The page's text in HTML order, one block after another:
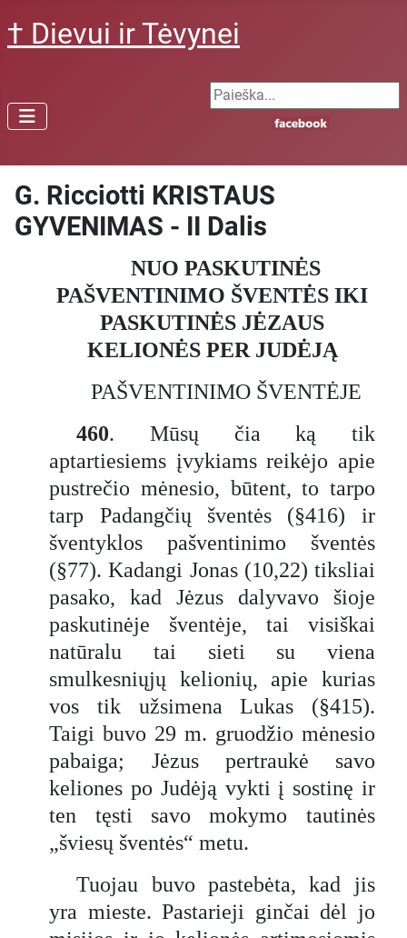
† Dievui ir Tėvynei
Search ...
G. Ricciotti KRISTAUS
GYVENIMAS - II Dalis
NUO PASKUTINĖS
PAŠVENTINIMO ŠVENTĖS IKI
PASKUTINĖS JĖZAUS
KELIONĖS PER JUDĖJĄ
PAŠVENTINIMO ŠVENTĖJE
460. Mūsų čia ką tik
aptartiesiems įvykiams reikėjo apie
pustrečio mėnesio, būtent, to tarpo
tarp Padangčių šventės (§416) ir
šventyklos pašventinimo šventės
(§77). Kadangi Jonas (10,22) tiksliai
pasako, kad Jėzus dalyvavo šioje
paskutinėje šventėje, tai visiškai
natūralu tai sieti su viena
smulkesniųjų kelionių, apie kurias
vos tik užsimena Lukas (§415).
Taigi buvo 29 m. gruodžio mėnesio
pabaiga; Jėzus pertraukė savo
keliones po Judėją vykti į sostinę ir
ten tęsti savo mokymo tautinės
„šviesų šventės“ metu.
Tuojau buvo pastebėta, kad jis
yra mieste. Pastarieji ginčai dėl jo